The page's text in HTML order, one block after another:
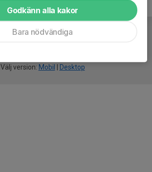
Välj version: Mobil Desktop
Godkänn alla kakor
Bara nödvändiga